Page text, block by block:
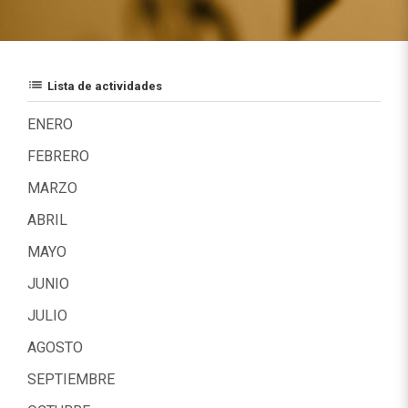
list Lista de actividades
ENERO
FEBRERO
MARZO
ABRIL
MAYO
JUNIO
JULIO
AGOSTO
SEPTIEMBRE